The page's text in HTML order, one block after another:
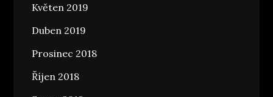
Květen 2019
Duben 2019
Prosinec 2018
Říjen 2018